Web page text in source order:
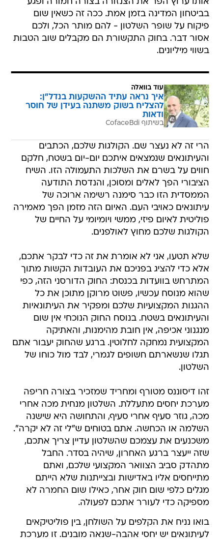
בביטחון המדינה בזמן אמת. ככה זה כשאין שום
פיקוח על שופר השלטון - להם מותר הכל, ולכם
אסור דבר. בחוק התקשורת הם מקבלים שוב הטבות
בשווי מיליונים.
עוד בוואלה
איך נראה עתיד ההשקעות בנדל"ן:
להצליח בשוק משתנה בעידן של חוסר
ודאות
בשיתוף CofaceBdi
הרי זה לא נעצר שם. הקולגות שלכם, הכתבים
והעיתונאים שנמצאים איתכם יום-יום בשטח, חלקם
חווים על בשרם את השלכות התעמולה הזו. השיח
הציבורי הפך לאלים ומסוכן, והנדסת התודעה
הממסדית הזו כבר סימנה רשימה ארוכה של
עיתונאים כאויבי העם. האיום הזה מזמן הפך מאמירה
פוליטית לאיום פיזי, ממשי ויומיומי על החיים של
הקולגות שלכם מחוץ לאולפנים.
שלא תטעו, אני לא אומרת את זה כדי לבקר אתכם,
אלא כדי להציג בפניכם את העובדות הקשות מתוך
המתרחש בוועדות בכנסת: החוק הדורסני הזה, כפי
שהוא מנוסח עכשיו, פשוט מרוקן מתוכן את כל
ההגנות המקצועיות שלכם ומפקיר את העיתונאיות
והעיתונאים בשטח. בנוסח החוק הנוכחי אין שום
מנגנוני אכיפה, אין חובת מהימנות, והאתיקה
המקצועית נמחקה לחלוטין. ברגע שהחוק יעבור אתם
תגלו שנשארתם חשופים לגמרי, לבד מול כוחו של
השלטון.
זהו דיסוננס מטורף ומחריד שמזכיר בצורה חריפה
מערכת יחסים מתעללת. השלטון מנחית מכה אחרי
מכה, גוזר סעיף אחרי סעיף, והתחושה היא שישנה
השלמה או הכחשה. אתם בטוחים ש"לי זה לא יקרה".
משכנעים את עצמכם שהשלטון עדיין צריך אתכם,
שזה ייעצר ברגע האחרון, שיהיה בסדר. החבל
מתהדק סביב הצוואר המקצועי שלכם, ואתם
מתייחסים אליו באדישות ובצייתנות שלא הייתם
מגלים כלפי שום חוק אחר, כאילו שום החמרה לא
מספיקה כדי לעורר אתכם לפעולה.
בואו נניח את הקלפים על השולחן, בין פוליטיקאים
לעיתונאים יש יחסי אהבה-שנאה מובנים. זו מערכת